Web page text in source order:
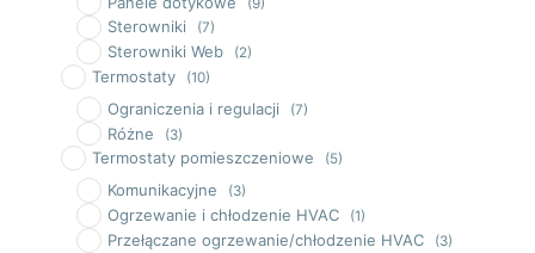
Sterowniki (7)
Sterowniki Web (2)
Termostaty (10)
Ograniczenia i regulacji (7)
Różne (3)
Termostaty pomieszczeniowe (5)
Komunikacyjne (3)
Ogrzewanie i chłodzenie HVAC (1)
Przełączane ogrzewanie/chłodzenie HVAC (3)